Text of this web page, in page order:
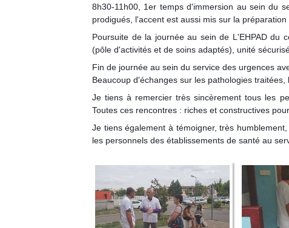
8h30-11h00, 1er temps d'immersion au sein du
prodigués, l'accent est aussi mis sur la préparation
Poursuite de la journée au sein de L'EHPAD du
(pôle d'activités et de soins adaptés), unité
Fin de journée au sein du service des urgences
Beaucoup d'échanges sur les pathologies traitées,
Je tiens à remercier très sincèrement tous les
Toutes ces rencontres : riches et constructives
Je tiens également à témoigner, très
les personnels des établissements de santé au